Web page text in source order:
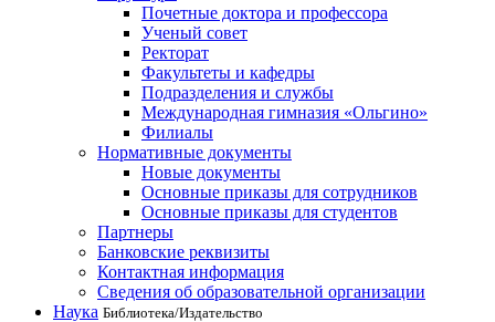
Почетные доктора и профессора
Ученый совет
Ректорат
Факультеты и кафедры
Подразделения и службы
Международная гимназия «Ольгино»
Филиалы
Нормативные документы
Новые документы
Основные приказы для сотрудников
Основные приказы для студентов
Партнеры
Банковские реквизиты
Контактная информация
Сведения об образовательной организации
Наука Библиотека/Издательство